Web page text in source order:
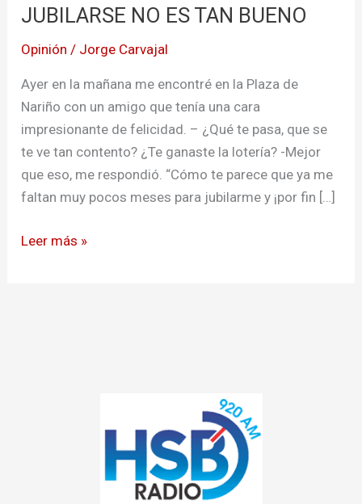
JUBILARSE NO ES TAN BUENO
Opinión / Jorge Carvajal
Ayer en la mañana me encontré en la Plaza de
Nariño con un amigo que tenía una cara
impresionante de felicidad. – ¿Qué te pasa, que se
te ve tan contento? ¿Te ganaste la lotería? -Mejor
que eso, me respondió. “Cómo te parece que ya me
faltan muy pocos meses para jubilarme y ¡por fin […]
ES
BUENO
Leer más »